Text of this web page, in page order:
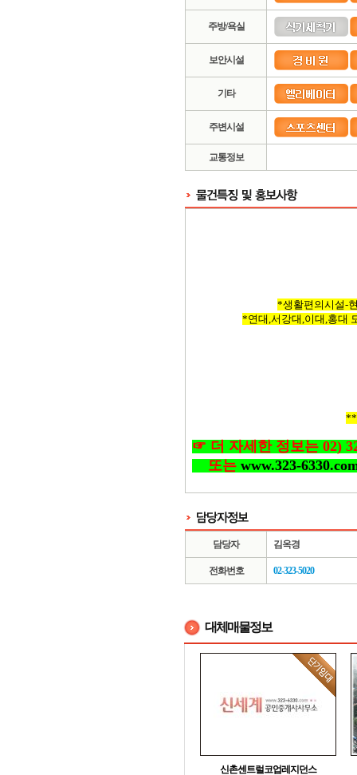
주방/욕실
보안시설
기타
주변시설
교통정보
*생활편의시설-
*연대,서강대,이대,홍대
**
☞ 더 자세한 정보는 02)
또는 www.323-
담당자 김옥경
전화번호 02-323-5020
대체매물정보
신촌센트럴코업레지던스